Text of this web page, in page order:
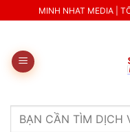
to
MINH NHAT MEDIA |
Search